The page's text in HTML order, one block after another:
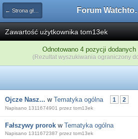
← Strona główna
Zawartość użytkownika tom13ek
Odnotowano 4 pozycji
(Rezultat wyszukiwania ograniczony
Ojcze Nasz... w Tematyka ogólna 1 2
Napisano 1311674901 przez tom13ek
Fałszywy prorok w Tematyka ogólna
Napisano 1311672387 przez tom13ek